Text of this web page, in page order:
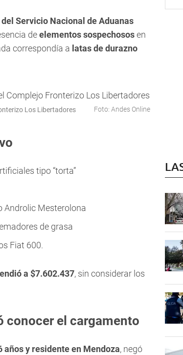
Servicio Nacional de Aduanas
deelementos sospechososen
correspondía a latas de durazno
Los Libertadores Foto: Andes Online
tipo “torta”
Androlic Mesterolona
de grasa
Fiat 600.
a $7.602.437, sin considerar los
conocer el cargamento
años y residente en Mendoza, negó